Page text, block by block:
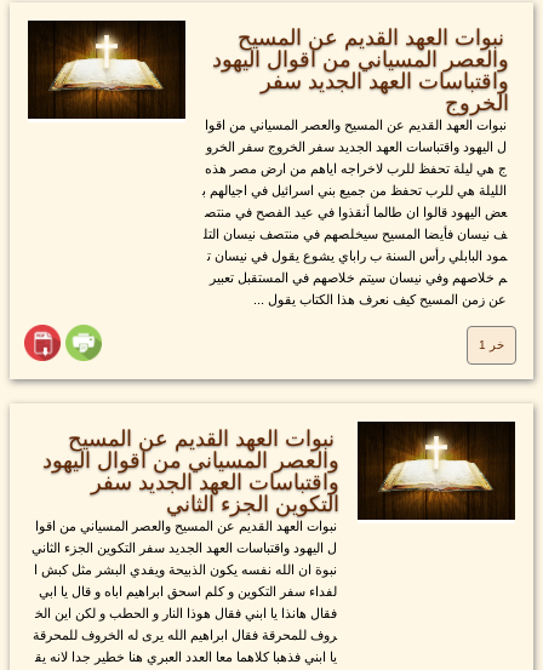
نبوات العهد القديم عن المسيح
والعصر المسياني من اقوال اليهود
واقتباسات العهد الجديد سفر
الخروج
نبوات العهد القديم عن المسيح والعصر المسياني من اقوا
ل اليهود واقتباسات العهد الجديد سفر الخروج سفر الخرو
ج هي ليلة تحفظ للرب لاخراجه اياهم من ارض مصر هذه
الليلة هي للرب تحفظ من جميع بني اسرائيل في اجيالهم ب
عض اليهود قالوا ان طالما أنقذوا في عيد الفصح في منتص
ف نيسان فأيضا المسيح سيخلصهم في منتصف نيسان التل
مود البابلي رأس السنة ب راباي يشوع يقول في نيسان ت
م خلاصهم وفي نيسان سيتم خلاصهم في المستقبل تعبير
عن زمن المسيح كيف نعرف هذا الكتاب يقول ...
خر 1
نبوات العهد القديم عن المسيح
والعصر المسياني من اقوال اليهود
واقتباسات العهد الجديد سفر
التكوين الجزء الثاني
نبوات العهد القديم عن المسيح والعصر المسياني من اقوا
ل اليهود واقتباسات العهد الجديد سفر التكوين الجزء الثاني
نبوة ان الله نفسه يكون الذبيحة ويفدي البشر مثل كبش ا
لفداء سفر التكوين و كلم اسحق ابراهيم اباه و قال يا ابي
فقال هانذا يا ابني فقال هوذا النار و الحطب و لكن اين الخ
روف للمحرقة فقال ابراهيم الله يرى له الخروف للمحرقة
يا ابني فذهبا كلاهما معا العدد العبري هنا خطير جدا لانه يق